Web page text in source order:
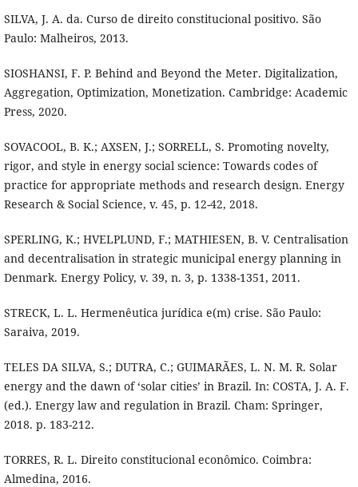
SILVA, J. A. da. Curso de direito constitucional positivo. São
Paulo: Malheiros, 2013.
SIOSHANSI, F. P. Behind and Beyond the Meter. Digitalization,
Aggregation, Optimization, Monetization. Cambridge: Academic
Press, 2020.
SOVACOOL, B. K.; AXSEN, J.; SORRELL, S. Promoting novelty,
rigor, and style in energy social science: Towards codes of
practice for appropriate methods and research design. Energy
Research & Social Science, v. 45, p. 12-42, 2018.
SPERLING, K.; HVELPLUND, F.; MATHIESEN, B. V. Centralisation
and decentralisation in strategic municipal energy planning in
Denmark. Energy Policy, v. 39, n. 3, p. 1338-1351, 2011.
STRECK, L. L. Hermenêutica jurídica e(m) crise. São Paulo:
Saraiva, 2019.
TELES DA SILVA, S.; DUTRA, C.; GUIMARÃES, L. N. M. R. Solar
energy and the dawn of ‘solar cities’ in Brazil. In: COSTA, J. A. F.
(ed.). Energy law and regulation in Brazil. Cham: Springer,
2018. p. 183-212.
TORRES, R. L. Direito constitucional econômico. Coimbra:
Almedina, 2016.